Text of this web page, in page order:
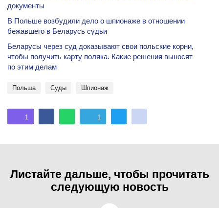
документы
В Польше возбудили дело о шпионаже в отношении
бежавшего в Беларусь судьи
Беларусы через суд доказывают свои польские корни,
чтобы получить карту поляка. Какие решения выносят
по этим делам
Польша Суды Шпионаж
1 1
Листайте дальше, чтобы прочитать
следующую новость